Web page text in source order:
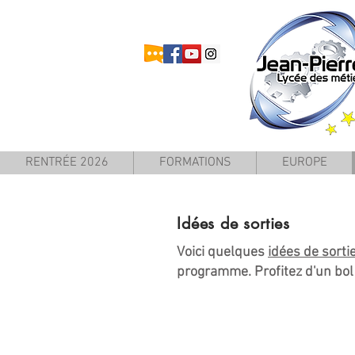
RENTRÉE 2026 FORMATIONS EUROPE
Idées de sorties
Voici quelques idées de
programme. Profitez d'un